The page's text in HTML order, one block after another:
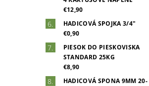
€12,90
HADICOVÁ SPOJKA 3/4"
€0,90
PIESOK DO PIESKOVISKA
STANDARD 25KG
€8,90
HADICOVÁ SPONA 9MM 20-